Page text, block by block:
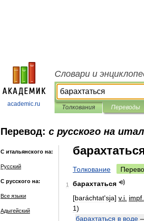
academic.ru
Словари и
Толкования Переводы
Перевод: с русского на
С итальянского на:
Русский
С русского на:
Все языки
Адыгейский
Толкование
1
барахтаться
[baráchtat'sja] v. i impf
1)
барахтаться в воде